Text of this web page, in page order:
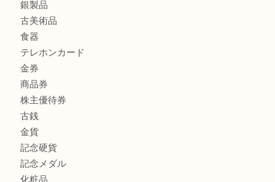
全て
貴金属
宝石
ブランド
時計
カメラ
お酒